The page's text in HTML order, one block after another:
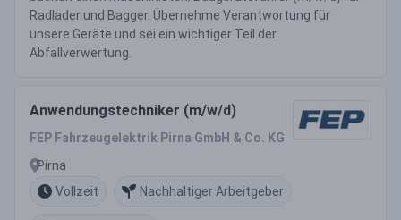
Radlader und Bagger. Übernehme Verantwortung für
unsere Geräte und sei ein wichtiger Teil der
Abfallverwertung.
Anwendungstechniker (m/w/d)
FEP Fahrzeugelektrik Pirna GmbH & Co. KG
Pirna
Vollzeit
Nachhaltiger Arbeitgeber